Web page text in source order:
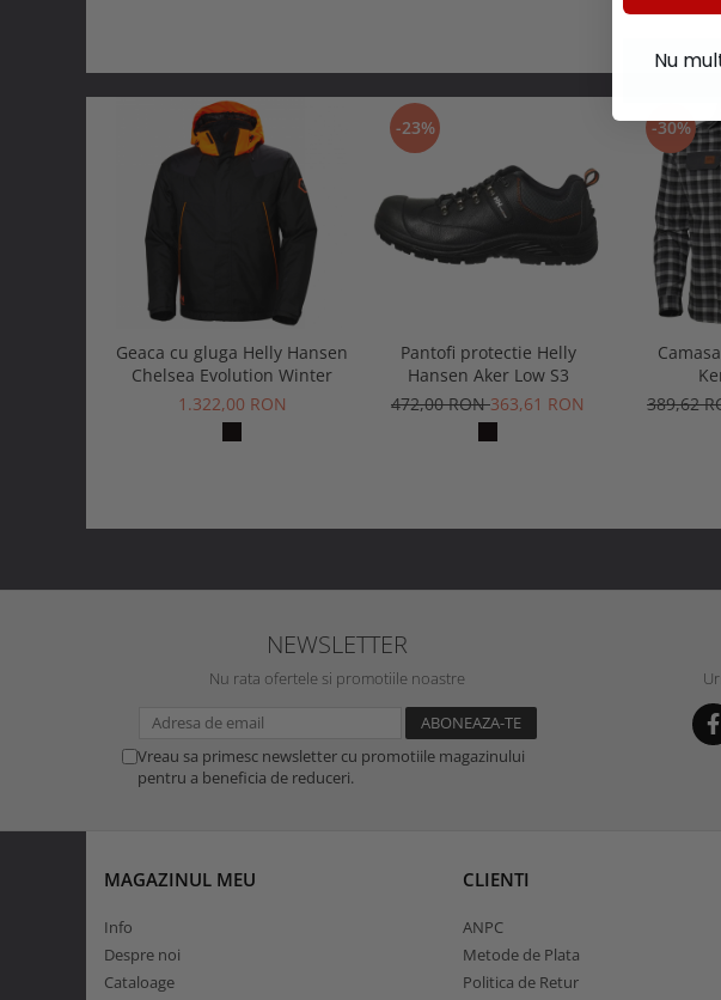
Geaca cu gluga Helly Hansen
Chelsea Evolution Winter
1.322,00 RON
-23%
Pantofi protectie Helly
Hansen Aker Low S3
472,00 RON363,61 RON
-30%
389,62
NEWSLETTER
Nu rata ofertele si promotiile noastre
Vreau sa primesc newsletter cu promotiile magazinului
pentru a beneficia de reduceri.
MAGAZINUL MEU
Info
Despre noi
Cataloage
CLIENTI
ANPC
Metode de Plata
Politica de Retur
Nu